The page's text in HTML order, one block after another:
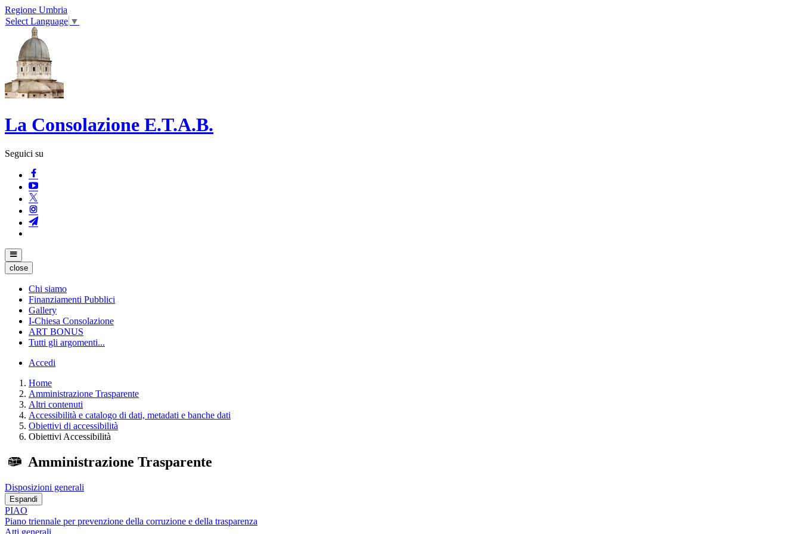
Regione Umbria
Select Language ▼
La Consolazione E.T.A.B.
Seguici su
close
Chi siamo
Finanziamenti Pubblici
Gallery
I-Chiesa Consolazione
ART BONUS
Tutti gli argomenti...
Accedi
Home
Amministrazione Trasparente
Altri contenuti
Accessibilità e catalogo di dati, metadati e banche dati
Obiettivi di accessibilità
Obiettivi Accessibilità
Amministrazione Trasparente
Disposizioni generali
Espandi
PIAO
Piano triennale per prevenzione della corruzione e della trasparenza
Atti generali